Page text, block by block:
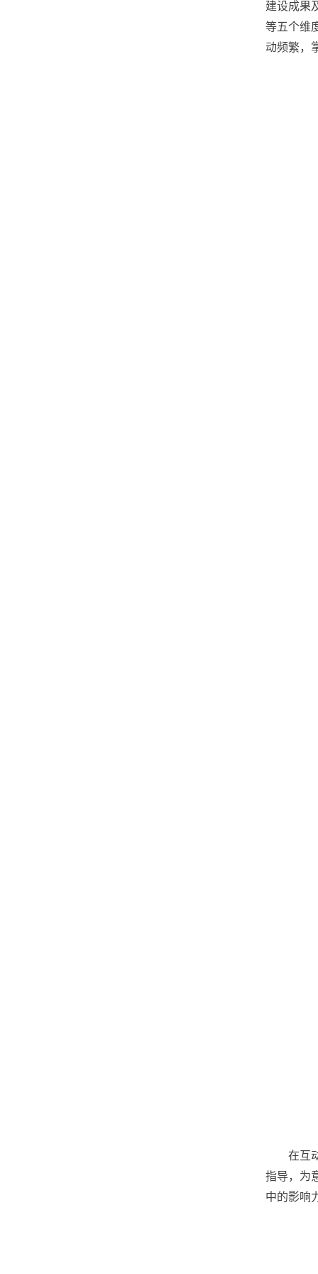
建设成果
等五个维
动频繁，
在互
指导，为
中的影响